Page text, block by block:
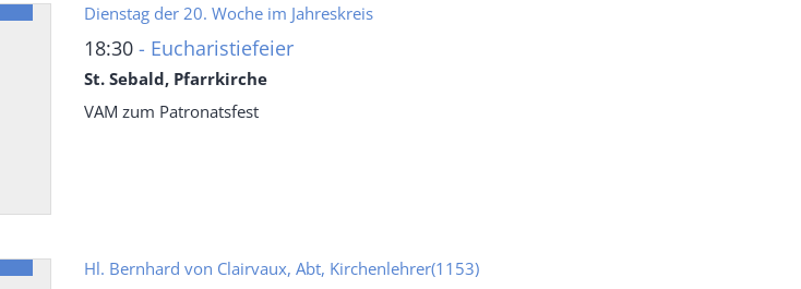
Dienstag der 20. Woche im Jahreskreis
18:30 Eucharistiefeier
St. Sebald, Pfarrkirche
VAM zum Patronatsfest
Hl. Bernhard von Clairvaux, Abt, Kirchenlehrer(1153)